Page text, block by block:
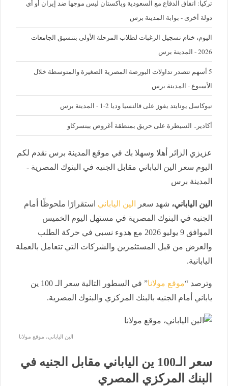
تركيا: اتفاق الدفاع مع السعودية وباكستان ليس موجها ضد إيران أو أي
دولة أخرى - بوابة المدينة برس
اليوم، ختام تسجيل الرغبات لطلاب المرحلة الأولى بتنسيق الجامعات
2026 - المدينة برس
5 أسهم تتصدر تداولات البورصة المصرية الصغيرة والمتوسطة خلال
الأسبوع - المدينة برس
نيوكاسل يونايتد يفوز على فالنسيا وديا 2-1 - المدينة برس
أكادير.. السيطرة على حريق بمنطقة أغروض ببنسركاو
عزيزي الزائر أهلا وسهلا بك في موقع المدينة برس نقدم لكم
اليوم سعر الين الياباني مقابل الجنيه في البنوك المصرية -
المدينة برس
الين الياباني، شهد سعر الين الياباني استقرارًا ملحوظًا أمام
الجنيه في البنوك المصرية في مستهل اليوم الخميس
الموافق 9 يوليو 2026 مع هدوء نسبي في حركة الطلب
والعرض من قبل المستثمرين والشركات التي تتعامل بالعملة
اليابانية.
وترصد “موقع مولانا
” في السطور التالية سعر الـ 100 ين
ياباني أمام الجنيه بالبنك المركزي والبنوك المصرية.
الين الياباني، موقع مولانا
سعر الـ100 ين الياباني مقابل الجنيه في
البنك المركزي المصري